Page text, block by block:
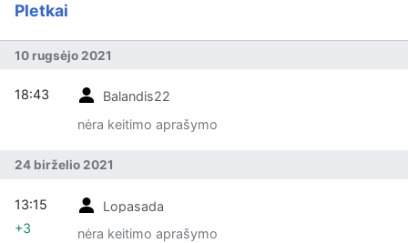
Pletkai
10 rugsėjo 2021
Balandis22
nėra keitimo aprašymo
18:43
24 birželio 2021
Lopasada
nėra keitimo aprašymo
13:15
+3